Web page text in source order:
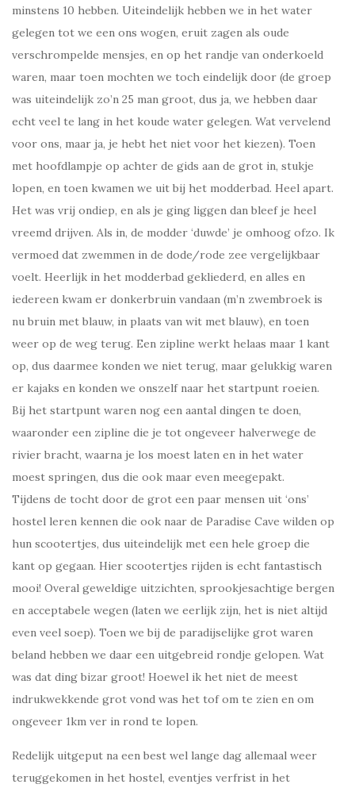
minstens 10 hebben. Uiteindelijk hebben we in het water
gelegen tot we een ons wogen, eruit zagen als oude
verschrompelde mensjes, en op het randje van onderkoeld
waren, maar toen mochten we toch eindelijk door (de groep
was uiteindelijk zo’n 25 man groot, dus ja, we hebben daar
echt veel te lang in het koude water gelegen. Wat vervelend
voor ons, maar ja, je hebt het niet voor het kiezen). Toen
met hoofdlampje op achter de gids aan de grot in, stukje
lopen, en toen kwamen we uit bij het modderbad. Heel apart.
Het was vrij ondiep, en als je ging liggen dan bleef je heel
vreemd drijven. Als in, de modder ‘duwde’ je omhoog ofzo. Ik
vermoed dat zwemmen in de dode/rode zee vergelijkbaar
voelt. Heerlijk in het modderbad gekliederd, en alles en
iedereen kwam er donkerbruin vandaan (m’n zwembroek is
nu bruin met blauw, in plaats van wit met blauw), en toen
weer op de weg terug. Een zipline werkt helaas maar 1 kant
op, dus daarmee konden we niet terug, maar gelukkig waren
er kajaks en konden we onszelf naar het startpunt roeien.
Bij het startpunt waren nog een aantal dingen te doen,
waaronder een zipline die je tot ongeveer halverwege de
rivier bracht, waarna je los moest laten en in het water
moest springen, dus die ook maar even meegepakt.
Tijdens de tocht door de grot een paar mensen uit ‘ons’
hostel leren kennen die ook naar de Paradise Cave wilden op
hun scootertjes, dus uiteindelijk met een hele groep die
kant op gegaan. Hier scootertjes rijden is echt fantastisch
mooi! Overal geweldige uitzichten, sprookjesachtige bergen
en acceptabele wegen (laten we eerlijk zijn, het is niet altijd
even veel soep). Toen we bij de paradijselijke grot waren
beland hebben we daar een uitgebreid rondje gelopen. Wat
was dat ding bizar groot! Hoewel ik het niet de meest
indrukwekkende grot vond was het tof om te zien en om
ongeveer 1km ver in rond te lopen.
Redelijk uitgeput na een best wel lange dag allemaal weer
teruggekomen in het hostel, eventjes verfrist in het